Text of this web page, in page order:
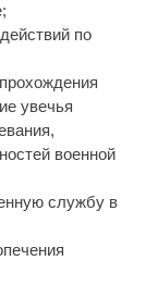
по
увечья
военной
службу в